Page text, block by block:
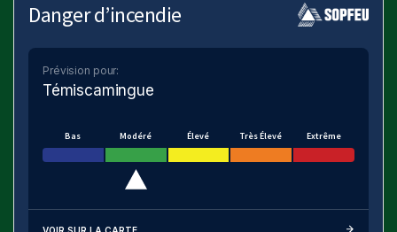
Danger d’incendie
Prévision pour:
Témiscamingue
Bas Modéré Élevé Très Élevé Extrême